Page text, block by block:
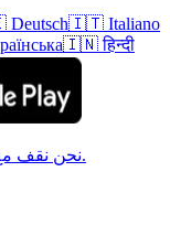
🇮🇹 Italiano
🇮🇳 हिन्दी
نحن نقف مع أوكرانيا! الرجاء دعم أوكرانيا وشعبها.